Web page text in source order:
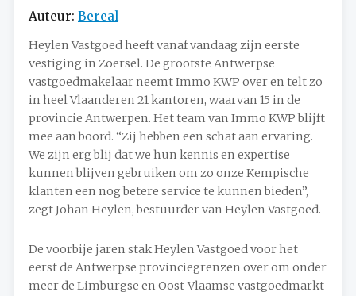
Auteur: Bereal
Heylen Vastgoed heeft vanaf vandaag zijn eerste
vestiging in Zoersel. De grootste Antwerpse
vastgoedmakelaar neemt Immo KWP over en telt zo
in heel Vlaanderen 21 kantoren, waarvan 15 in de
provincie Antwerpen. Het team van Immo KWP blijft
mee aan boord. “Zij hebben een schat aan ervaring.
We zijn erg blij dat we hun kennis en expertise
kunnen blijven gebruiken om zo onze Kempische
klanten een nog betere service te kunnen bieden”,
zegt Johan Heylen, bestuurder van Heylen Vastgoed.
De voorbije jaren stak Heylen Vastgoed voor het
eerst de Antwerpse provinciegrenzen over om onder
meer de Limburgse en Oost-Vlaamse vastgoedmarkt